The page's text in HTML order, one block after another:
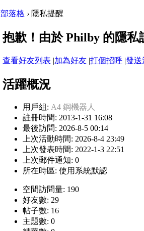
部落格 › 隱私提醒
抱歉！由於 Philby 的隱
查看好友列表 |加為好友 |打個招呼 |發送
活躍概況
用戶組: A4 鋼機器人
註冊時間: 2013-1-31 16:08
最後訪問: 2026-8-5 00:14
上次活動時間: 2026-8-4 23:49
上次發表時間: 2022-1-3 22:51
上次郵件通知: 0
所在時區: 使用系統默認
空間訪問量: 190
好友數: 29
帖子數: 16
主題數: 0